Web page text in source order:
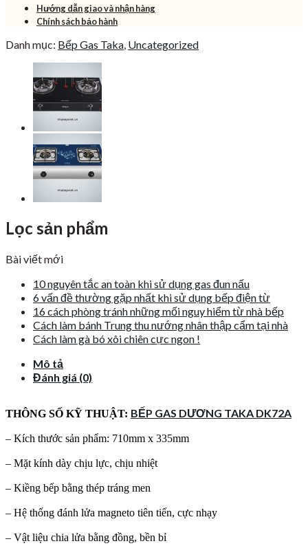
Hướng dẫn giao và nhận hàng
Chính sách bảo hành
Danh mục: Bếp Gas Taka, Uncategorized
Lọc sản phẩm
Bài viết mới
10 nguyên tắc an toàn khi sử dụng gas đun nấu
6 vấn đề thường gặp nhất khi sử dụng bếp điện từ
16 cách phòng tránh những mối nguy hiểm từ nhà bếp
Cách làm bánh Trung thu nướng nhân thập cẩm tại nhà
Cách làm gà bó xôi chiên cực ngon !
Mô tả
Đánh giá (0)
THÔNG SỐ KỸ THUẬT: BẾP GAS DƯƠNG TAKA DK72A
– Kích thước sản phẩm: 710mm x 335mm
– Mặt kính dày chịu lực, chịu nhiệt
– Kiềng bếp bằng thép tráng men
– Hệ thống đánh lửa magneto tiên tiến, cực nhạy
– Vật liệu chia lửa bằng đồng, bền bỉ